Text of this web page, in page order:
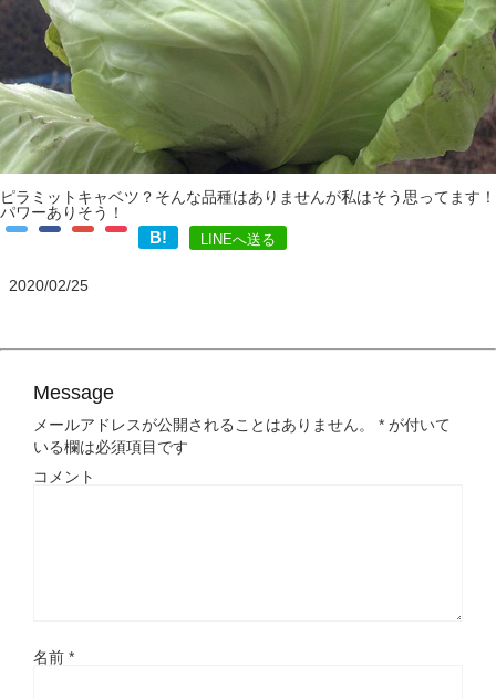
ピラミットキャベツ？そんな品種はありませんが私はそう思ってます！
パワーありそう！
B! LINEへ送る
2020/02/25
Message
メールアドレスが公開されることはありません。 * が付いて
いる欄は必須項目です
コメント
名前 *